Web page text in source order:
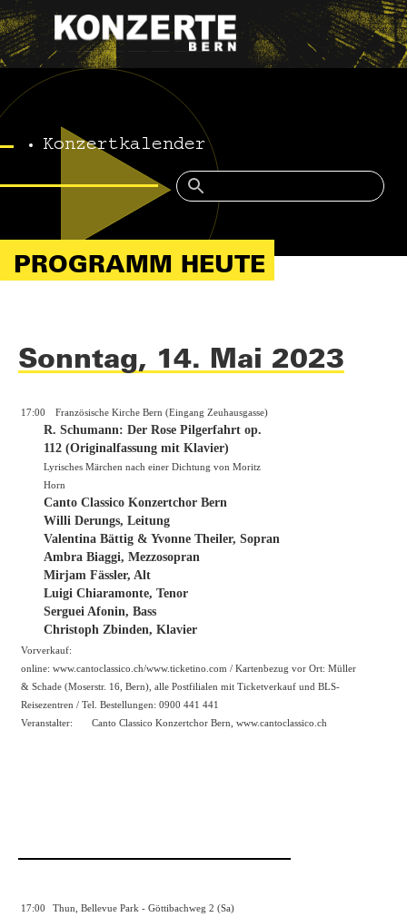
Konzertkalender
PROGRAMM HEUTE
Sonntag, 14. Mai 2023
17:00 Französische Kirche Bern (Eingang Zeuhausgasse)
R. Schumann: Der Rose Pilgerfahrt op.
112 (Originalfassung mit Klavier)
Lyrisches Märchen nach einer Dichtung von Moritz
Horn
Canto Classico Konzertchor Bern
Willi Derungs, Leitung
Valentina Bättig & Yvonne Theiler, Sopran
Ambra Biaggi, Mezzosopran
Mirjam Fässler, Alt
Luigi Chiaramonte, Tenor
Serguei Afonin, Bass
Christoph Zbinden, Klavier
Vorverkauf:
online: www.cantoclassico.ch/www.ticketino.com / Kartenbezug vor Ort: Müller
& Schade (Moserstr. 16, Bern), alle Postfilialen mit Ticketverkauf und BLS-
Reisezentren / Tel. Bestellungen: 0900 441 441
Veranstalter:
Canto Classico Konzertchor Bern, www.cantoclassico.ch
17:00
Thun, Bellevue Park - Göttibachweg 2 (Sa)